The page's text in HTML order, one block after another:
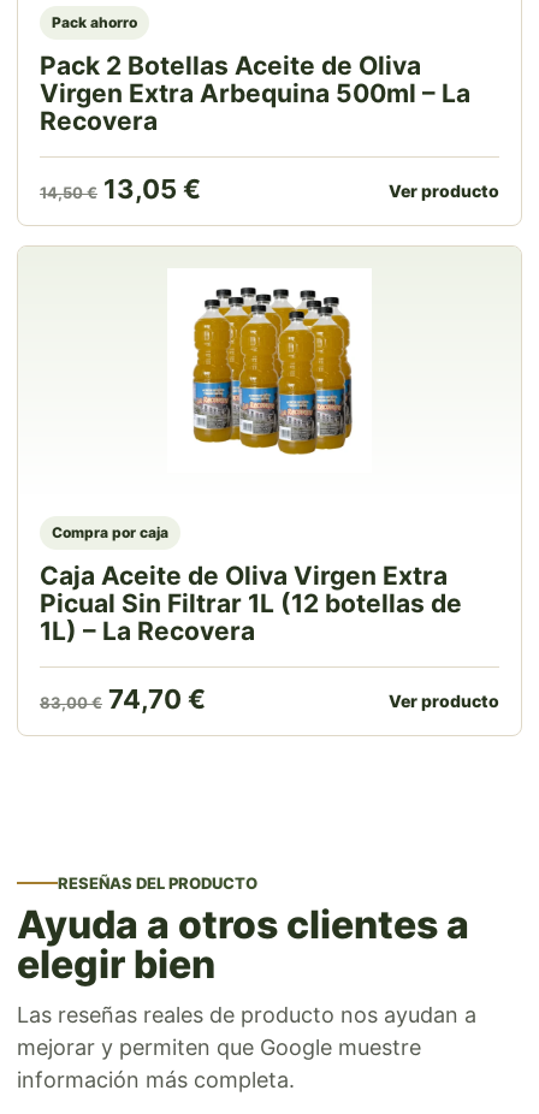
Pack ahorro
Pack 2 Botellas Aceite de Oliva
Virgen Extra Arbequina 500ml – La
Recovera
14,50€ El precio original era: 14,50 €.
13,05 € El precio actual es: 13,05
Ver producto
Compra por caja
Caja Aceite de Oliva Virgen Extra
Picual Sin Filtrar 1L (12 botellas de
1L) – La Recovera
83,00€ El precio original era: 83,00 €.
74,70 € El precio actual es: 74,70
Ver producto
RESEÑAS DEL PRODUCTO
Ayuda a otros clientes a
elegir bien
Las reseñas reales de producto nos ayudan a
mejorar y permiten que Google muestre
información más completa.